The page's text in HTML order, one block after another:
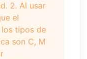
2. Al usar
el
los tipos de
son C, M